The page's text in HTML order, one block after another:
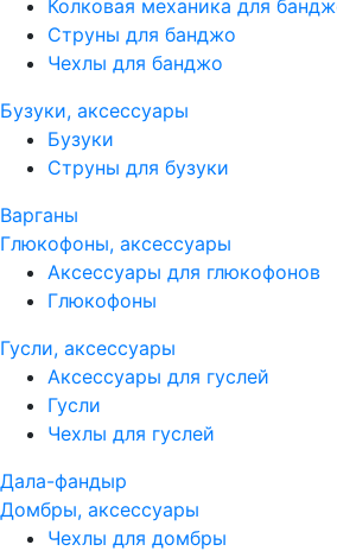
Колковая механика для
Струны для банджо
Чехлы для банджо
Бузуки, аксессуары
Бузуки
Струны для бузуки
Варганы
Глюкофоны, аксессуары
Аксессуары для глюкофонов
Глюкофоны
Гусли, аксессуары
Аксессуары для гуслей
Гусли
Чехлы для гуслей
Дала-фандыр
Домбры, аксессуары
Чехлы для домбры